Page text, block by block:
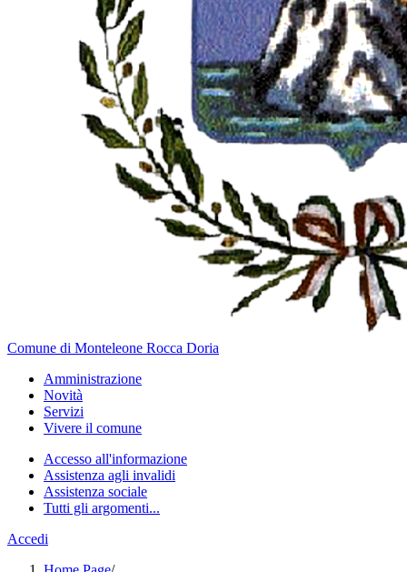
Comune di Monteleone Rocca Doria
Amministrazione
Novità
Servizi
Vivere il comune
Accesso all'informazione
Assistenza agli invalidi
Assistenza sociale
Tutti gli argomenti...
Accedi